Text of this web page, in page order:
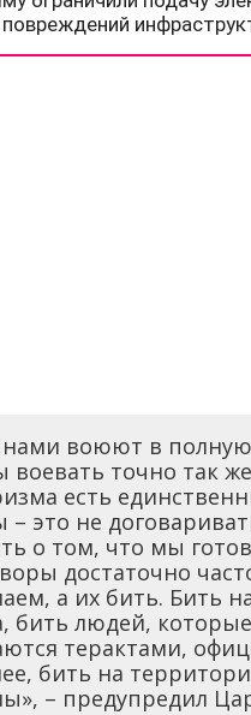
нами воюют в
воевать точно так
есть
– это не
о том, что мы
достаточно
а их бить. Бить
бить людей, которые
терактами,
бить на
– предупредил